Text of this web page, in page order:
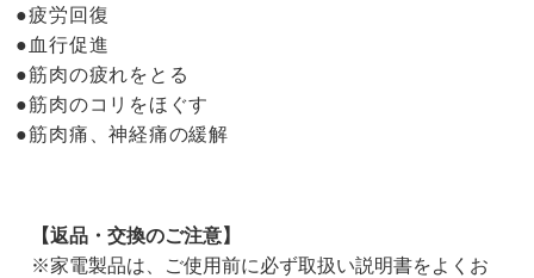
●疲労回復
●血行促進
●筋肉の疲れをとる
●筋肉のコリをほぐす
●筋肉痛、神経痛の緩解
【返品・交換のご注意】
※家電製品は、ご使用前に必ず取扱い説明書をよくお